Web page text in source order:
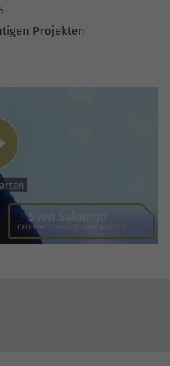
Projekten
Hallo, willkommen bei